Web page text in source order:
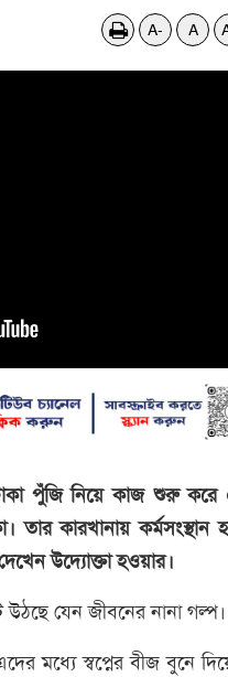
A- A
পুঁজি নিয়ে কাজ শুরু
কারখানায় কর্মসংস্থান
উদ্যোক্তা হওয়ার।
যেন জীবনের নানা
মধ্যে স্বপ্নের বীজ বুনে